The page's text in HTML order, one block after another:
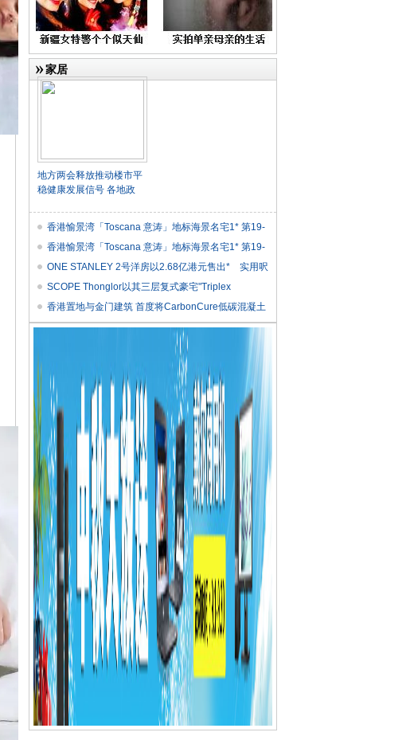
家居
地方两会释放推动楼市平
稳健康发展信号 各地政
香港愉景湾「Toscana 意涛」地标海景名宅1* 第19-
香港愉景湾「Toscana 意涛」地标海景名宅1* 第19-
ONE STANLEY 2号洋房以2.68亿港元售出* 实用呎
价 SCOPE Thonglor以其三层复式豪宅"Triplex
Residen
香港置地与金门建筑 首度将CarbonCure低碳混凝土